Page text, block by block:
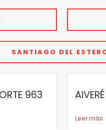
SANTIAGO DEL
963
Leer más